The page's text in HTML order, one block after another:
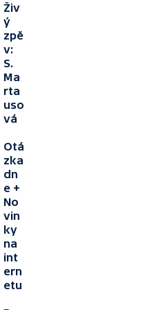
Živ
ý
zpě
v:
S.
Ma
rta
uso
vá
Otá
zka
dn
e +
No
vin
ky
na
int
ern
etu